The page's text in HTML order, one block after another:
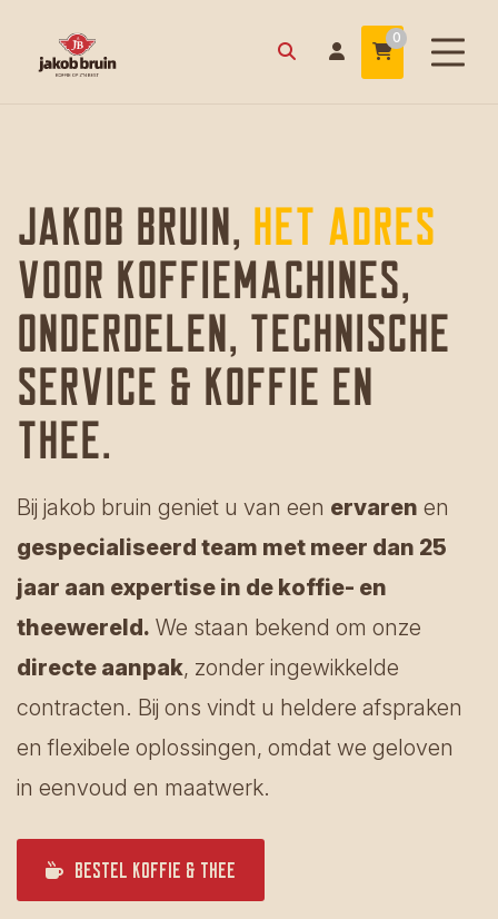
0
Jakob Bruin,
het adres
voor koffiemachines,
onderdelen, technische
service & koffie en
thee.
Bij jakob bruin geniet u van een ervaren en
gespecialiseerd team met meer dan 25
jaar aan expertise in de koffie- en
theewereld. We staan bekend om onze
directe aanpak, zonder ingewikkelde
contracten. Bij ons vindt u heldere afspraken
en flexibele oplossingen, omdat we geloven
in eenvoud en maatwerk.
Bestel koffie & thee